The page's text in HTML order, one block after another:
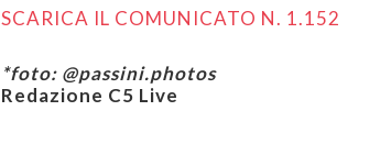
SCARICA IL COMUNICATO N. 1.152
*foto: @passini.photos
Redazione C5 Live